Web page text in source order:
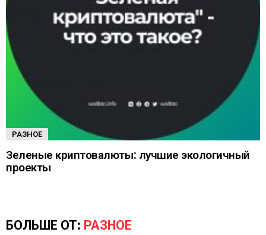
РАЗНОЕ
Зеленые криптовалюты: лучшие экологичный
проекты
БОЛЬШЕ ОТ: РАЗНОЕ